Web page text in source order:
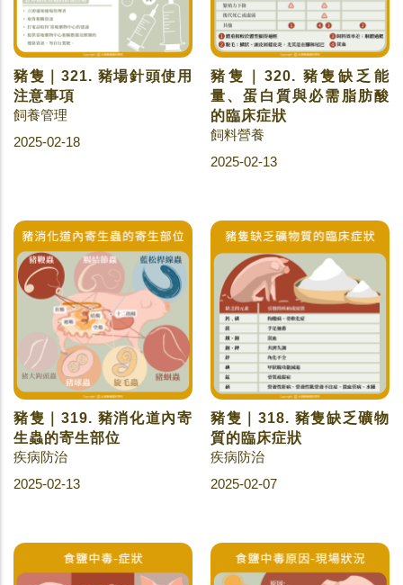
豬隻｜321. 豬場針頭使用
注意事項
飼養管理
2025-02-18
豬隻｜320. 豬隻缺乏能
量、蛋白質與必需脂肪酸
的臨床症狀
飼料營養
2025-02-13
豬隻｜319. 豬消化道內寄
生蟲的寄生部位
疾病防治
2025-02-13
豬隻｜318. 豬隻缺乏礦物
質的臨床症狀
疾病防治
2025-02-07